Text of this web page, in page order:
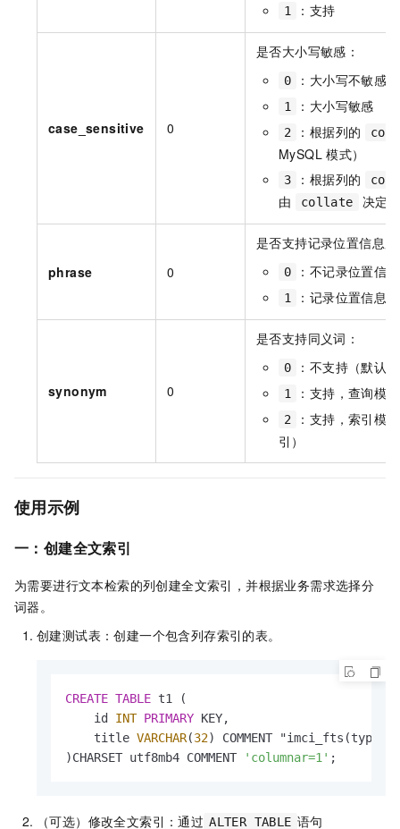
1 ：支持
case_sensitive 0
是否大小写敏感：
0 ：大小写不敏感
1 ：大小写敏感
2 ：根据列的
MySQL 模式）
3 ：根据列的
由 collate 决定
phrase 0
是否支持记录位置信息
0 ：不记录位置信
1 ：记录位置信息
synonym 0
是否支持同义词：
0 ：不支持（默认）
1 ：支持，查询模式
2
：支持，索引模
引）
使用示例
一：创建全文索引
为需要进行文本检索的列创建全文索引，并根据业务需求选择分
词器。
创建测试表：创建一个包含列存索引的表。
CREATE TABLE t1 (
    id
INT PRIMARY KEY,
    title
VARCHAR(32) COMMENT
)CHARSET utf8mb4 COMMENT
'columnar=1' ;
（可选）修改全文索引：通过 ALTER TABLE 语句